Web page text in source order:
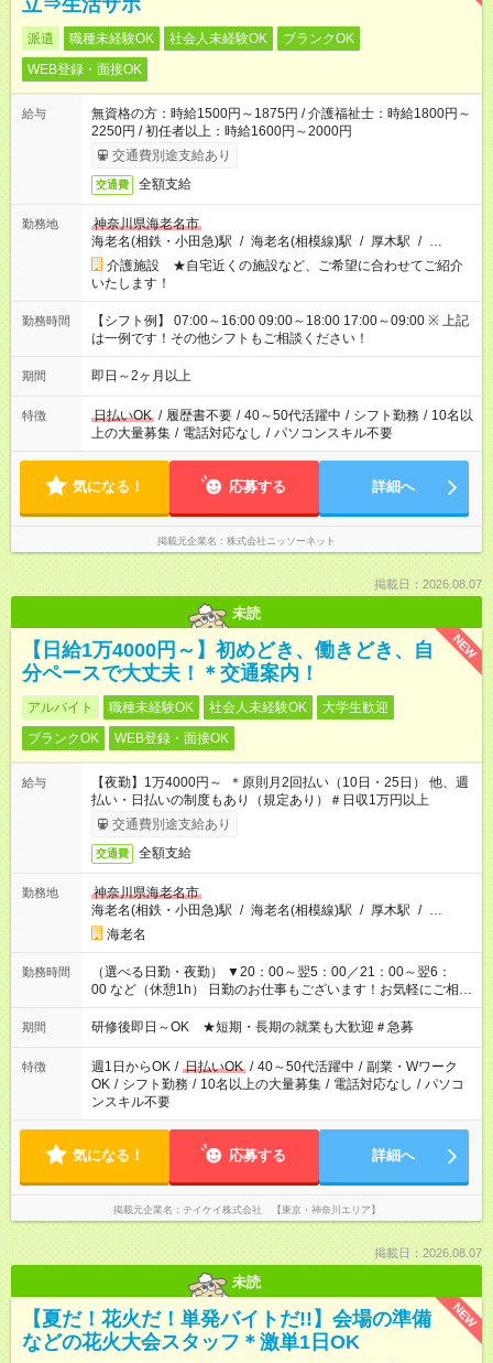
立⇒生活サポ
派遣 職種未経験OK 社会人未経験OK
ブランクOK
WEB登録・面接OK
給与
無資格の方：時給1500円～1875円 / 介護福祉士：時給1800円～
2250円 / 初任者以上：時給1600円～2000円
交通費別途支給あり
交通費 全額支給
勤務地
神奈川県海老名市
海老名(相鉄・小田急)駅 / 海老名(相模線)駅 / 厚木駅 / …
介護施設 ★自宅近くの施設など、ご希望に合わせてご紹介
いたします！
勤務時間
【シフト例】 07:00～16:00 09:00～18:00 17:00～09:00 ※ 上記
は一例です！その他シフトもご相談ください！
期間 即日～2ヶ月以上
特徴 日払いOK / 履歴書不要 / 40～50代活躍中 / シフト勤務 / 10名以
上の大量募集 / 電話対応なし / パソコンスキル不要
気になる！ 応募する 詳細へ
掲載元企業名 株式会社ニッソーネット
掲載日：2026.08.07
未読
NEW
【日給1万4000円～】初めどき、働きどき、自
分ペースで大丈夫！＊交通案内！
アルバイト 職種未経験OK 社会人未経験OK
大学生歓迎
ブランクOK
WEB登録・面接OK
給与
【夜勤】1万4000円～ ＊原則月2回払い（10日・25日） 他、週
払い・日払いの制度もあり（規定あり）＃日収1万円以上
交通費別途支給あり
交通費 全額支給
勤務地
神奈川県海老名市
海老名(相鉄・小田急)駅 / 海老名(相模線)駅 / 厚木駅 / …
海老名
勤務時間
（選べる日勤・夜勤） ▼20：00～翌5：00／21：00～翌6：
00 など（休憩1h） 日勤のお仕事もございます！お気軽にご相談
ください！
期間 研修後即日～OK ★短期・長期の就業も大歓迎＃急募
特徴 週1日からOK / 日払いOK / 40～50代活躍中 / 副業・Wワーク
OK / シフト勤務 / 10名以上の大量募集 / 電話対応なし / パソコ
ンスキル不要
気になる！ 応募する 詳細へ
掲載元企業名 テイケイ株式会社 【東京・神奈川エリア】
掲載日：2026.08.07
未読
NEW
【夏だ！花火だ！単発バイトだ!!】会場の準備
などの花火大会スタッフ＊激単1日OK